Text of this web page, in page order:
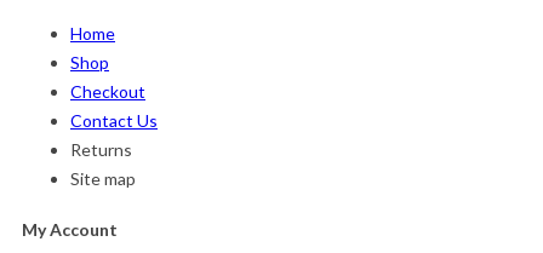
Home
Shop
Checkout
Contact Us
Returns
Site map
My Account